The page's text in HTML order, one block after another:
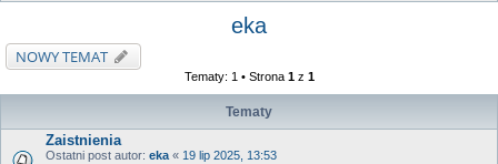
eka
NOWY TEMAT
Tematy: 1 • Strona 1z 1
Tematy
Zaistnienia
Ostatni post autor: eka « 19 lip 2025, 13:53